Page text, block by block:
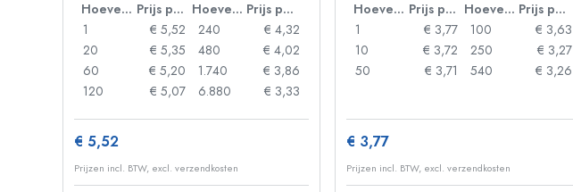
Hoeveelheid Prijs per eenheid Hoeveelheid
Prijs per eenheid
1
€ 5,52
20
€ 5,35
60
€ 5,20
120
€ 5,07
240
€ 4,32
480
€ 4,02
1.740
€ 3,86
6.880
€ 3,33
€ 5,52
Prijzen incl. BTW, excl. verzendkosten
Hoeveelheid Prijs per eenheid Hoeveelheid
Prijs per eenheid
1
€ 3,77
10
€ 3,72
50
€ 3,71
100
€ 3,63
250
€ 3,27
540
€ 3,26
€ 3,77
Prijzen incl. BTW, excl. verzendkosten